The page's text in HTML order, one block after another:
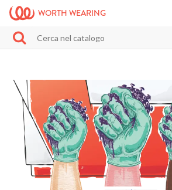
WORTH WEARING